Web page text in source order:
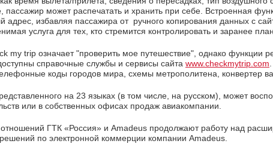
может распечатать и хранить при себе. Встроенная
адрес, избавляя пассажира от ручного копирования данных с
услуга для тех, кто стремится контролировать и заранее
my trip означает "проверить мое путешествие", однако
справочные службы и сервисы сайта www.checkmytrip.com
коды городов мира, схемы метрополитена, конвертер
на 23 языках (в том числе, на русском), может
или в собственных офисах продаж авиакомпании.
отношений ГТК «Россия» и Amadeus продолжают работу над
по электронной коммерции компании Amadeus.